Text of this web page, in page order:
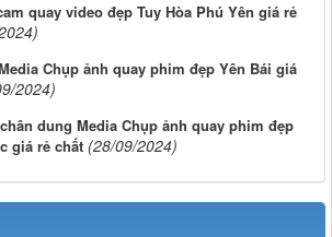
quay video đẹp Tuy Hòa Phú Yên giá rẻ
Chụp ảnh quay phim đẹp Yên Bái giá
2024)
dung Media Chụp ảnh quay phim đẹp
giá rẻ chất (28/09/2024)